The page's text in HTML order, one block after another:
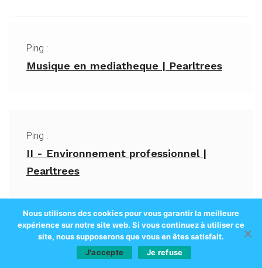
Ping :
Musique en mediatheque | Pearltrees
Ping :
II - Environnement professionnel |
Pearltrees
Ping :
Avez-vous déjà rencontré le Projet
Nous utilisons des cookies pour vous garantir la meilleure
expérience sur notre site web. Si vous continuez à utiliser ce
site, nous supposerons que vous en êtes satisfait.
J'accepte
Je refuse